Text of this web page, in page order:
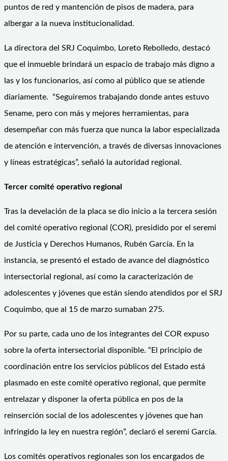
puntos de red y mantención de pisos de madera, para
albergar a la nueva institucionalidad.
La directora del SRJ Coquimbo, Loreto Rebolledo, destacó
que el inmueble brindará un espacio de trabajo más digno a
las y los funcionarios, así como al público que se atiende
diariamente. “Seguiremos trabajando donde antes estuvo
Sename, pero con más y mejores herramientas, para
desempeñar con más fuerza que nunca la labor especializada
de atención e intervención, a través de diversas innovaciones
y líneas estratégicas”, señaló la autoridad regional.
Tercer comité operativo regional
Tras la develación de la placa se dio inicio a la tercera sesión
del comité operativo regional (COR), presidido por el seremi
de Justicia y Derechos Humanos, Rubén García. En la
instancia, se presentó el estado de avance del diagnóstico
intersectorial regional, así como la caracterización de
adolescentes y jóvenes que están siendo atendidos por el SRJ
Coquimbo, que al 15 de marzo sumaban 275.
Por su parte, cada uno de los integrantes del COR expuso
sobre la oferta intersectorial disponible. “El principio de
coordinación entre los servicios públicos del Estado está
plasmado en este comité operativo regional, que permite
entrelazar y disponer la oferta pública en pos de la
reinserción social de los adolescentes y jóvenes que han
infringido la ley en nuestra región”, declaró el seremi García.
Los comités operativos regionales son los encargados de